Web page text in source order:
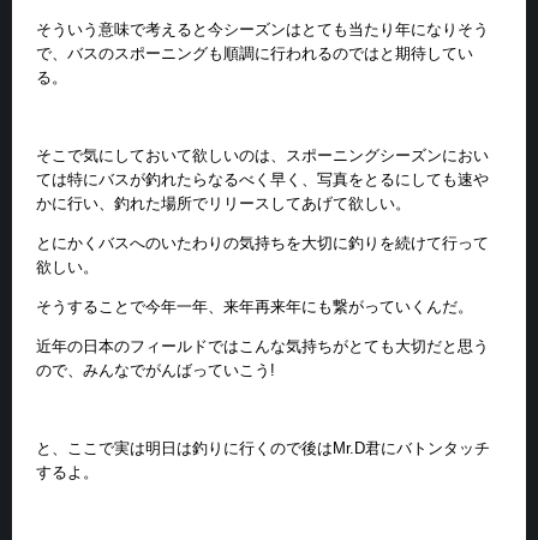
そういう意味で考えると今シーズンはとても当たり年になりそう
で、バスのスポーニングも順調に行われるのではと期待してい
る。
そこで気にしておいて欲しいのは、スポーニングシーズンにおい
ては特にバスが釣れたらなるべく早く、写真をとるにしても速や
かに行い、釣れた場所でリリースしてあげて欲しい。
とにかくバスへのいたわりの気持ちを大切に釣りを続けて行って
欲しい。
そうすることで今年一年、来年再来年にも繋がっていくんだ。
近年の日本のフィールドではこんな気持ちがとても大切だと思う
ので、みんなでがんばっていこう!
と、ここで実は明日は釣りに行くので後はMr.D君にバトンタッチ
するよ。